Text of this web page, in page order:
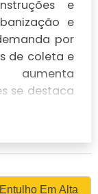
e
e
por
de coleta e
se destaca
de
atendem
cliente.
facilita
Em Alta